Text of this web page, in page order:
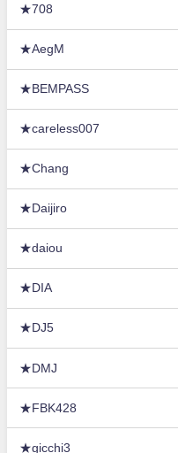
★708
★AegM
★BEMPASS
★careless007
★Chang
★Daijiro
★daiou
★DIA
★DJ5
★DMJ
★FBK428
★gicchi3